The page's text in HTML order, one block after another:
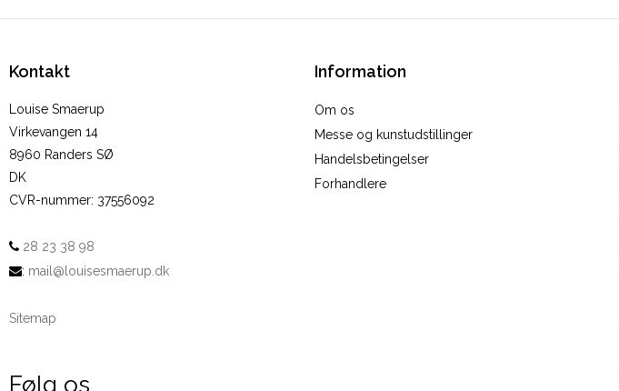
Kontakt
Louise Smaerup
Virkevangen 14
8960 Randers SØ
DK
CVR-nummer: 37556092
28 23 38 98
: mail@louisesmaerup.dk
Sitemap
Følg os
Information
Om os
Messe og kunstudstillinger
Handelsbetingelser
Forhandlere